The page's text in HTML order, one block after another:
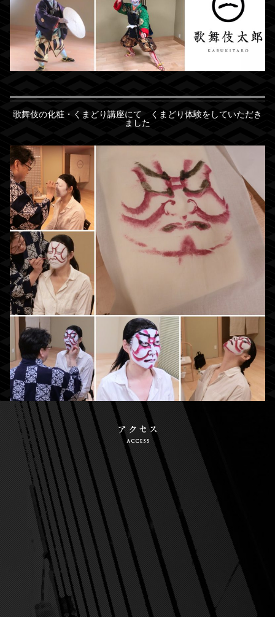
歌舞伎の化粧・くまどり講座にて くまどり体験をしていただき
ました